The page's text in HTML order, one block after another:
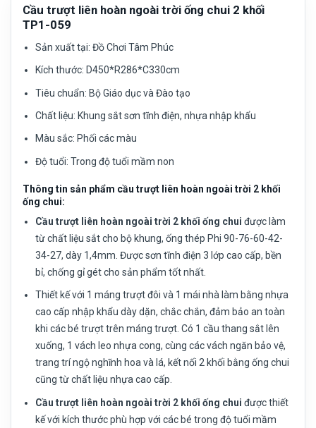
Cầu trượt liên hoàn ngoài trời ống chui 2 khối
TP1-059
Sản xuất tại: Đồ Chơi Tâm Phúc
Kích thước: D450*R286*C330cm
Tiêu chuẩn: Bộ Giáo dục và Đào tạo
Chất liệu: Khung sắt sơn tĩnh điện, nhựa nhập khẩu
Màu sắc: Phối các màu
Độ tuổi: Trong độ tuổi mầm non
Thông tin sản phẩm cầu trượt liên hoàn ngoài trời 2 khối
ống chui:
Cầu trượt liên hoàn ngoài trời 2 khối ống chui được làm
từ chất liệu sắt cho bộ khung, ống thép Phi 90-76-60-42-
34-27, dày 1,4mm. Được sơn tĩnh điện 3 lớp cao cấp, bền
bỉ, chống gỉ gét cho sản phẩm tốt nhất.
Thiết kế với 1 máng trượt đôi và 1 mái nhà làm bằng nhựa
cao cấp nhập khẩu dày dặn, chắc chắn, đảm bảo an toàn
khi các bé trượt trên máng trượt. Có 1 cầu thang sắt lên
xuống, 1 vách leo nhựa cong, cùng các vách ngăn bảo vệ,
trang trí ngộ nghĩnh hoa và lá, kết nối 2 khối bằng ống chui
cũng từ chất liệu nhựa cao cấp.
Cầu trượt liên hoàn ngoài trời 2 khối ống chuiđược thiết
kế với kích thước phù hợp với các bé trong độ tuổi mầm